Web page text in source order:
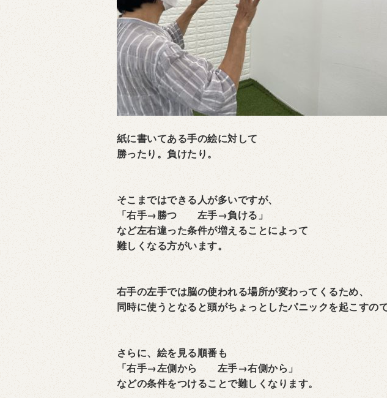
紙に書いてある手の絵に対して
勝ったり。負けたり。
そこまではできる人が多いですが、
「右手→勝つ 左手→負ける」
など左右違った条件が増えることによって
難しくなる方がいます。
右手の左手では脳の使われる場所が変わってくるため、
同時に使うとなると頭がちょっとしたパニックを起こすの
さらに、絵を見る順番も
「右手→左側から 左手→右側から」
などの条件をつけることで難しくなります。